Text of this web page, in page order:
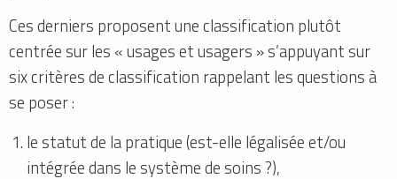
Ces derniers proposent une classification plutôt
centrée sur les « usages et usagers » s’appuyant sur
six critères de classification rappelant les questions à
se poser :
le statut de la pratique (est-elle légalisée et/ou
intégrée dans le système de soins ?),